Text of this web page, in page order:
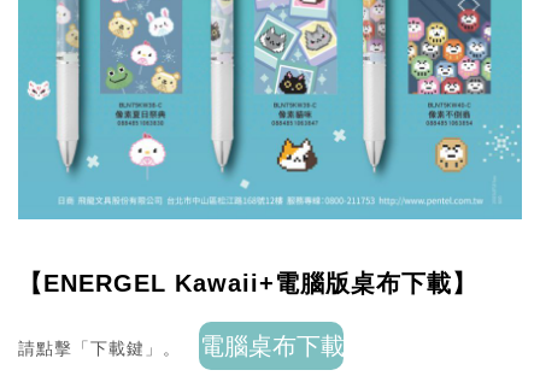
【ENERGEL Kawaii+電腦版桌布下載】
請點擊「下載鍵」。